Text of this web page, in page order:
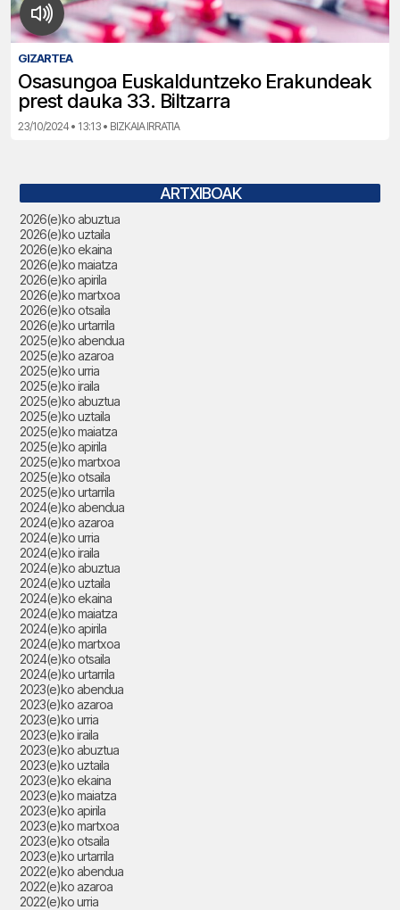
GIZARTEA
Osasungoa Euskalduntzeko Erakundeak
prest dauka 33. Biltzarra
23/10/2024 • 13:13 • BIZKAIA IRRATIA
ARTXIBOAK
2026(e)ko abuztua
2026(e)ko uztaila
2026(e)ko ekaina
2026(e)ko maiatza
2026(e)ko apirila
2026(e)ko martxoa
2026(e)ko otsaila
2026(e)ko urtarrila
2025(e)ko abendua
2025(e)ko azaroa
2025(e)ko urria
2025(e)ko iraila
2025(e)ko abuztua
2025(e)ko uztaila
2025(e)ko maiatza
2025(e)ko apirila
2025(e)ko martxoa
2025(e)ko otsaila
2025(e)ko urtarrila
2024(e)ko abendua
2024(e)ko azaroa
2024(e)ko urria
2024(e)ko iraila
2024(e)ko abuztua
2024(e)ko uztaila
2024(e)ko ekaina
2024(e)ko maiatza
2024(e)ko apirila
2024(e)ko martxoa
2024(e)ko otsaila
2024(e)ko urtarrila
2023(e)ko abendua
2023(e)ko azaroa
2023(e)ko urria
2023(e)ko iraila
2023(e)ko abuztua
2023(e)ko uztaila
2023(e)ko ekaina
2023(e)ko maiatza
2023(e)ko apirila
2023(e)ko martxoa
2023(e)ko otsaila
2023(e)ko urtarrila
2022(e)ko abendua
2022(e)ko azaroa
2022(e)ko urria